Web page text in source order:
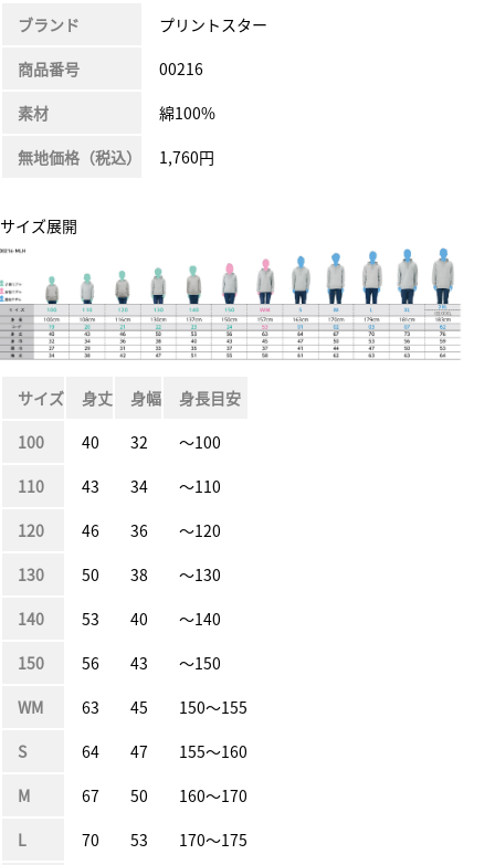
ブランド
プリントスター
商品番号
00216
素材
綿100%
無地価格（税込）
1,760円
サイズ展開
サイズ 身丈 身幅
身長目安
100
40 32
〜100
110
43 34
〜110
120
46 36
〜120
130
50 38
〜130
140
53 40
〜140
150
56 43
〜150
WM
63 45
150〜155
S
64 47
155〜160
M
67 50
160〜170
L
70 53
170〜175